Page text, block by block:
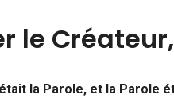
le
la Parole, et la Parole